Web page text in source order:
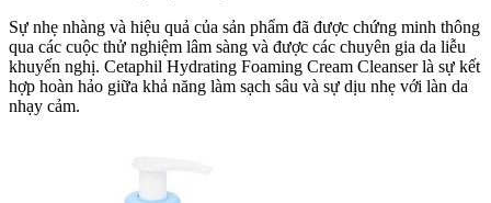
Sự nhẹ nhàng và hiệu quả của sản phẩm đã được chứng minh thông
qua các cuộc thử nghiệm lâm sàng và được các chuyên gia da liễu
khuyến nghị. Cetaphil Hydrating Foaming Cream Cleanser là sự kết
hợp hoàn hảo giữa khả năng làm sạch sâu và sự dịu nhẹ với làn da
nhạy cảm.